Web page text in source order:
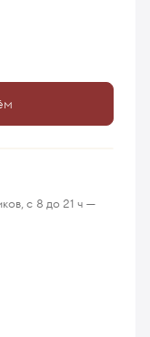
с 8 до 21 ч —